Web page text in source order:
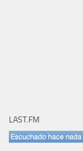
LAST.FM